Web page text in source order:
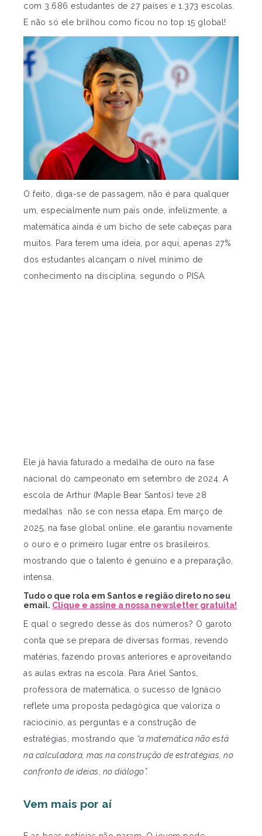
com 3.686 estudantes de 27 países e 1.373 escolas.
E não só ele brilhou como ficou no top 15 global!
O feito, diga-se de passagem, não é para qualquer
um, especialmente num país onde, infelizmente, a
matemática ainda é um bicho de sete cabeças para
muitos. Para terem uma ideia, por aqui, apenas 27%
dos estudantes alcançam o nível mínimo de
conhecimento na disciplina, segundo o PISA.
Ele já havia faturado a medalha de ouro na fase
nacional do campeonato em setembro de 2024. A
escola de Arthur (Maple Bear Santos) teve 28
medalhas não se con nessa etapa. Em março de
2025, na fase global online, ele garantiu novamente
o ouro e o primeiro lugar entre os brasileiros,
mostrando que o talento é genuíno e a preparação,
intensa.
Tudo o que rola em Santos e região direto no seu
email. Clique e assine a nossa newsletter gratuita!
E qual o segredo desse ás dos números? O garoto
conta que se prepara de diversas formas, revendo
matérias, fazendo provas anteriores e aproveitando
as aulas extras na escola. Para Ariel Santos,
professora de matemática, o sucesso de Ignácio
reflete uma proposta pedagógica que valoriza o
raciocínio, as perguntas e a construção de
estratégias, mostrando que “a matemática não está
na calculadora, mas na construção de estratégias, no
confronto de ideias, no diálogo”.
Vem mais por aí